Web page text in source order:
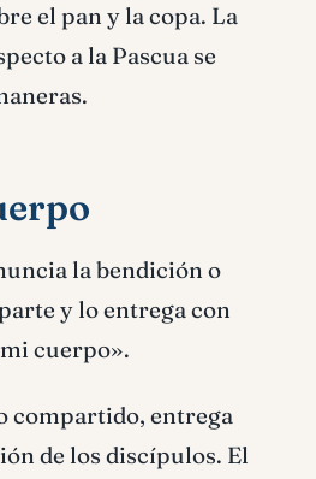
el pan y la copa. La
a la Pascua se
la bendición o
y lo entrega con
cuerpo».
compartido, entrega
de los discípulos. El